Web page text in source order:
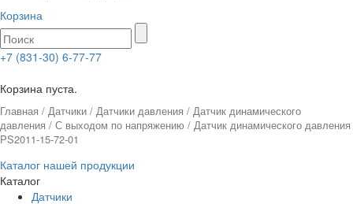
Корзина
+7 (831-30) 6-77-77
Корзина пуста.
Главная / Датчики / Датчики давления / Датчик динамического
давления / С выходом по напряжению / Датчик динамического давления
PS2011-15-72-01
Каталог нашей продукции
Каталог
Датчики